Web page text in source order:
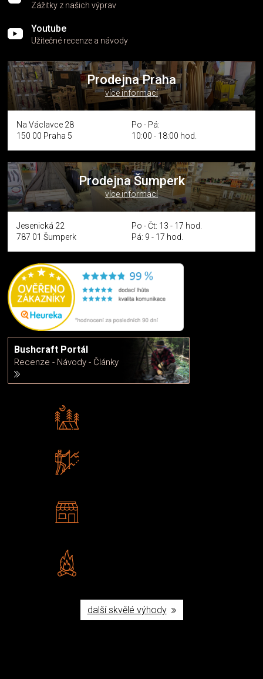
Zážitky z našich výprav
Youtube
Užitečné recenze a návody
Prodejna Praha
více informací
Na Václavce 28
150 00 Praha 5
Po - Pá:
10:00 - 18:00 hod.
Prodejna Šumperk
více informací
Jesenická 22
787 01 Šumperk
Po - Čt: 13 - 17 hod.
Pá: 9 - 17 hod.
Bushcraft Portál
Recenze - Návody - Články
další skvělé výhody